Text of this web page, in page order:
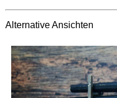
Alternative Ansichten